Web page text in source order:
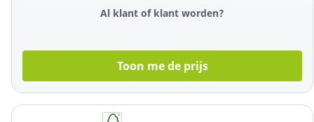
Al klant of klant worden?
Toon me de prijs